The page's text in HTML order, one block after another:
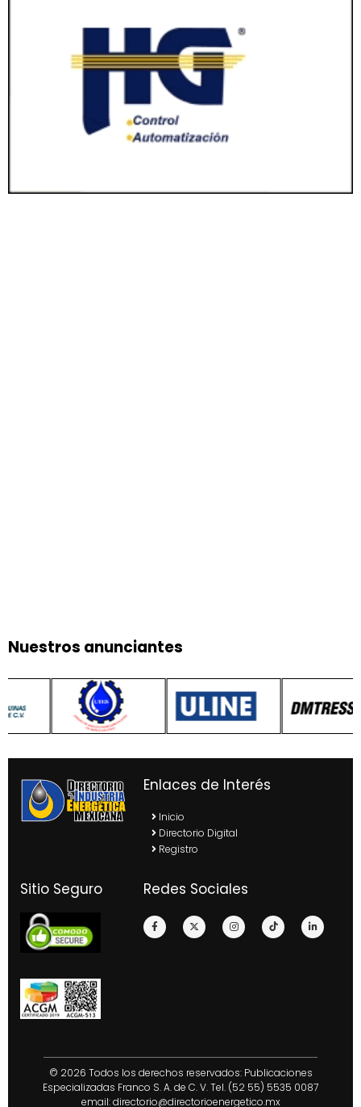
Nuestros anunciantes
Enlaces de Interés
Inicio
Directorio Digital
Registro
Sitio Seguro Redes Sociales
© 2026 Todos los derechos reservados: Publicaciones
Especializadas Franco S. A. de C. V. Tel. (52 55) 5535 0087
email:directorio@directorioenergetico.mx